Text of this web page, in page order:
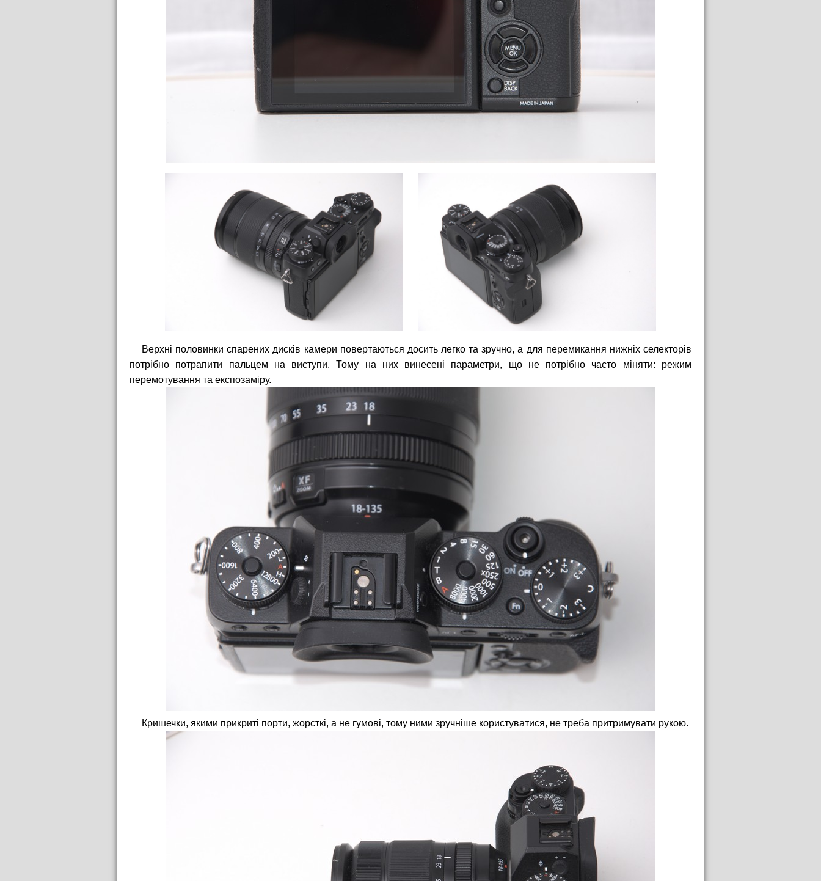
Верхні половинки спарених дисків камери повертаються досить легко та зручно, а для перемикання нижніх селекторів
потрібно потрапити пальцем на виступи. Тому на них винесені параметри, що не потрібно часто міняти: режим
перемотування та експозаміру.
Кришечки, якими прикриті порти, жорсткі, а не гумові, тому ними зручніше користуватися, не треба притримувати рукою.